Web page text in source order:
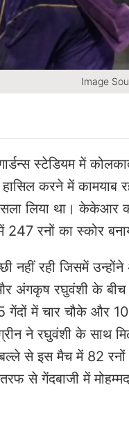
Image
स्टेडियम में
करने में कामयाब
लिया था। केकेआर
रनों का स्कोर
नहीं रही जिसमें उन्होंने
अंगकृष रघुवंशी के
गेंदों में चार चौके और
ने रघुवंशी के साथ
से इस मैच में 82 रनों
से गेंदबाजी में